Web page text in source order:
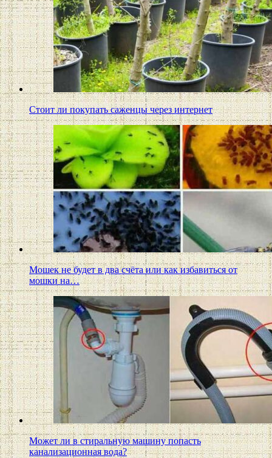
Стоит ли покупать саженцы через интернет
Мошек не будет в два счёта или как избавиться от
мошки на…
Может ли в стиральную машину попасть
канализационная вода?